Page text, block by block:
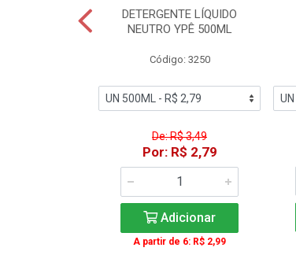
DETERGENTE LÍQUIDO
NEUTRO YPÊ 500ML
Código: 3250
De: R$ 3,49
Por: R$ 2,79
Adicionar
A partir de 6: R$ 2,99